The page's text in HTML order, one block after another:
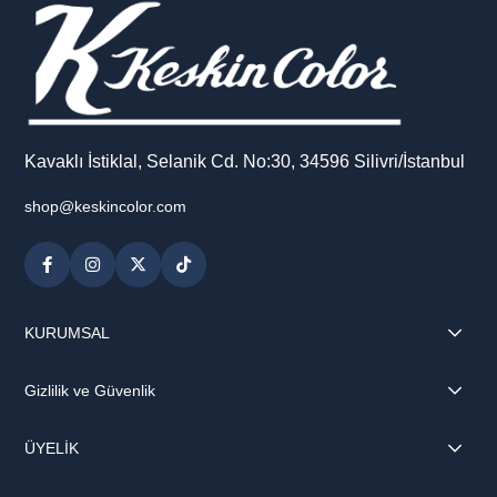
Kavaklı İstiklal, Selanik Cd. No:30, 34596 Silivri/İstanbul
shop@keskincolor.com
KURUMSAL
Gizlilik ve Güvenlik
ÜYELİK